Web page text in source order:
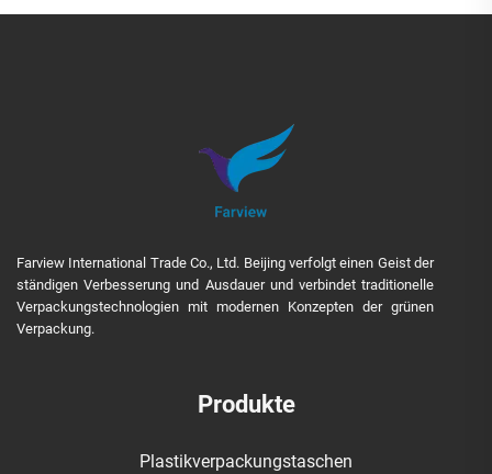
Farview International Trade Co., Ltd. Beijing verfolgt einen Geist der
ständigen Verbesserung und Ausdauer und verbindet traditionelle
Verpackungstechnologien mit modernen Konzepten der grünen
Verpackung.
Produkte
Plastikverpackungstaschen